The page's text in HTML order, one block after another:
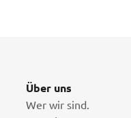
Über uns
Wer wir sind.